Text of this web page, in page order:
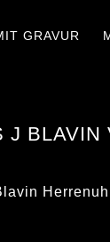
GRAVUR
J BLAVIN